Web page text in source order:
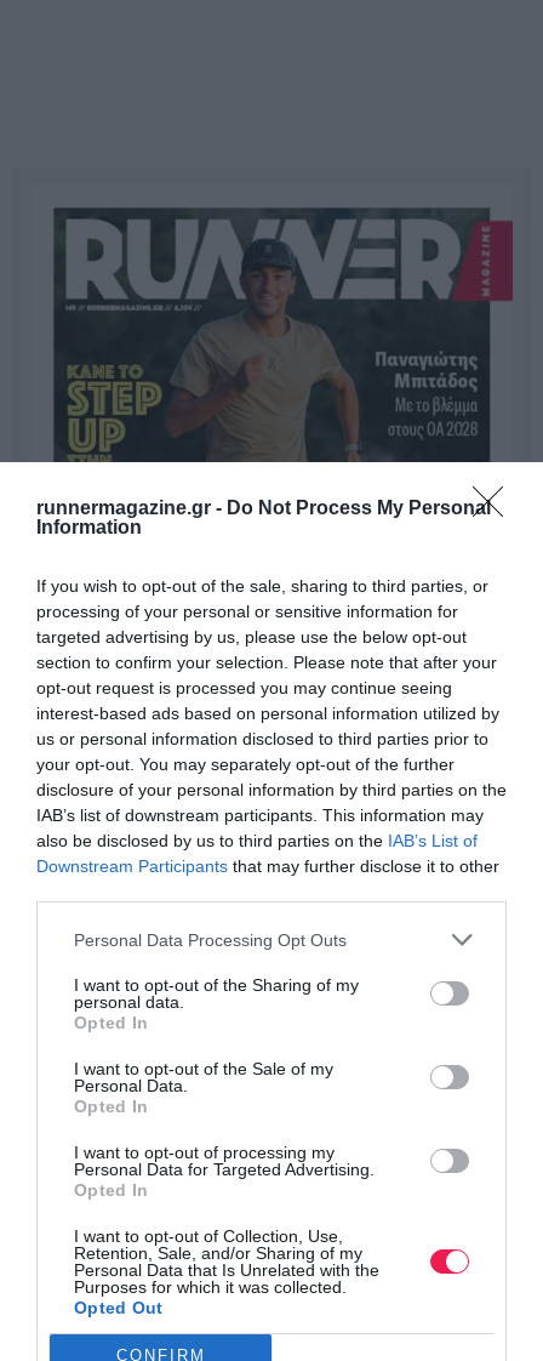
runnermagazine.gr - Do Not Process My Personal
Information
If you wish to opt-out of the sale, sharing to third parties, or
processing of your personal or sensitive information for
targeted advertising by us, please use the below opt-out
section to confirm your selection. Please note that after your
opt-out request is processed you may continue seeing
interest-based ads based on personal information utilized by
us or personal information disclosed to third parties prior to
your opt-out. You may separately opt-out of the further
disclosure of your personal information by third parties on the
IAB’s list of downstream participants. This information may
also be disclosed by us to third parties on the IAB’s List of
Downstream Participants that may further disclose it to other
Personal Data Processing Opt Outs
I want to opt-out of the Sharing of my
personal data.
Opted In
I want to opt-out of the Sale of my
Personal Data.
Opted In
I want to opt-out of processing my
Personal Data for Targeted Advertising.
Opted In
I want to opt-out of Collection, Use,
Retention, Sale, and/or Sharing of my
Personal Data that Is Unrelated with the
Purposes for which it was collected.
Opted Out
CONFIRM
Γίνε Συνδρομητής
Βρες το RUNNER!